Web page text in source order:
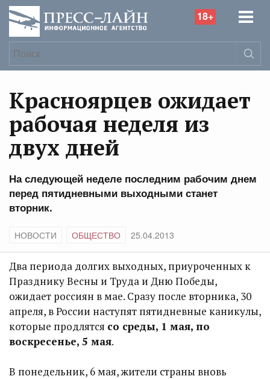
18+
Красноярцев ожидает
рабочая неделя из
двух дней
На следующей неделе последним рабочим днем
перед пятидневными выходными станет
вторник.
НОВОСТИ ОБЩЕСТВО 25.04.2013
Два периода долгих выходных, приуроченных к
Празднику Весны и Труда и Дню Победы,
ожидает россиян в мае. Сразу после вторника, 30
апреля, в России наступят пятидневные каникулы,
которые продлятся со среды, 1 мая, по
воскресенье, 5 мая.
В понедельник, 6 мая, жители страны вновь